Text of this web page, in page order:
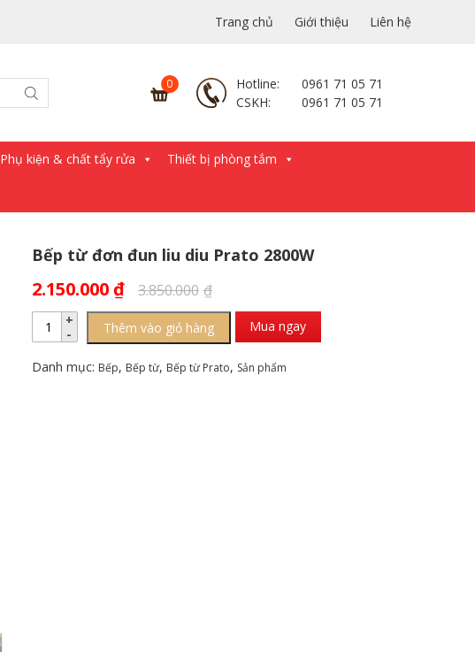
Trang chủ Giới thiệu Liên hệ
Hotline:
0961 71 05 71
CSKH:
0961 71 05 71
Phụ kiện & chất tẩy rửa Thiết bị phòng tắm
Bếp từ đơn đun liu diu Prato 2800W
2.150.000 ₫ 3.850.000 ₫
Thêm vào giỏ hàng Mua ngay
Danh mục: Bếp, Bếp từ, Bếp từ Prato, Sản phẩm